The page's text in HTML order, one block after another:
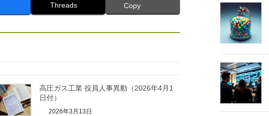
Threads Copy
高圧ガス工業 役員人事異動（2026年4月1
日付）
2026年3月13日